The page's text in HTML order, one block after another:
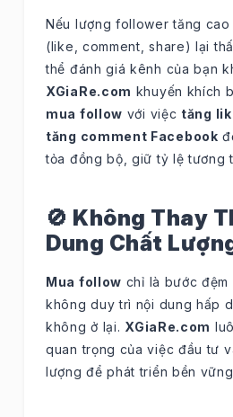
Nếu lượng follower tăng
(like, comment, share) lại
thể đánh giá kênh của bạn
XGiaRe.com khuyến khích
mua follow với việc tăng
tăng comment Facebook
tỏa đồng bộ, giữ tỷ lệ tương
🚫 Không Thay
Dung Chất
Mua follow chỉ là bước đệm
không duy trì nội dung hấp
không ở lại. XGiaRe.com
quan trọng của việc đầu tư
lượng để phát triển bền